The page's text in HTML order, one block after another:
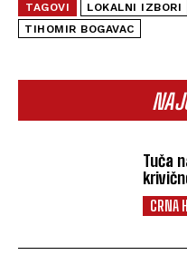
Tuča
CRNA
TAGOVI LOKALNI IZBORI
TIHOMIR BOGAVAC